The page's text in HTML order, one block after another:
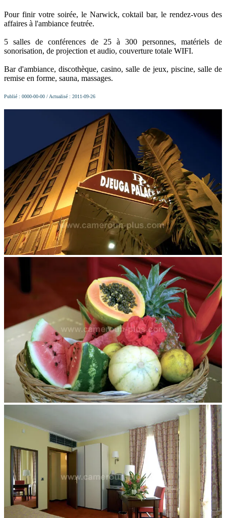
Pour finir votre soirée, le Narwick, coktail bar, le rendez-vous des
affaires à l'ambiance feutrée.
5 salles de conférences de 25 à 300 personnes, matériels de
sonorisation, de projection et audio, couverture totale WIFI.
Bar d'ambiance, discothèque, casino, salle de jeux, piscine, salle de
remise en forme, sauna, massages.
Publié : 0000-00-00 / Actualisé : 2011-09-26